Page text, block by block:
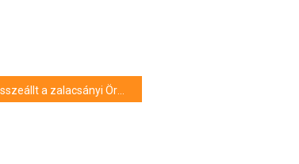
Összeállt a zalacsányi Örvényesvölgy Fesztivál idei programja